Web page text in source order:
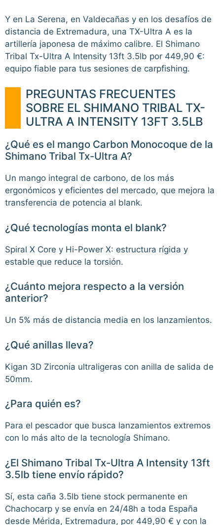
Y en La Serena, en Valdecañas y en los desafíos de
distancia de Extremadura, una TX-Ultra A es la
artillería japonesa de máximo calibre. El Shimano
Tribal Tx-Ultra A Intensity 13ft 3.5lb por 449,90 €:
equipo fiable para tus sesiones de carpfishing.
PREGUNTAS FRECUENTES
SOBRE EL SHIMANO TRIBAL TX-
ULTRA A INTENSITY 13FT 3.5LB
¿Qué es el mango Carbon Monocoque de la
Shimano Tribal Tx-Ultra A?
Un mango integral de carbono, de los más
ergonómicos y eficientes del mercado, que mejora la
transferencia de potencia al blank.
¿Qué tecnologías monta el blank?
Spiral X Core y Hi-Power X: estructura rígida y
estable que reduce la torsión.
¿Cuánto mejora respecto a la versión
anterior?
Un 5% más de distancia media en los lanzamientos.
¿Qué anillas lleva?
Kigan 3D Zirconia ultraligeras con anilla de salida de
50mm.
¿Para quién es?
Para el pescador que busca lanzamientos extremos
con lo más alto de la tecnología Shimano.
¿El Shimano Tribal Tx-Ultra A Intensity 13ft
3.5lb tiene envío rápido?
Sí, esta caña 3.5lb tiene stock permanente en
Chachocarp y se envía en 24/48h a toda España
desde Mérida, Extremadura, por 449,90 € y con la